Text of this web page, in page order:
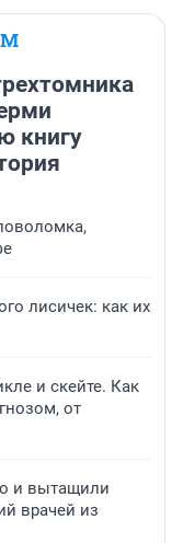
книгу
лисичек: как их
и скейте. Как
от
и вытащили
врачей из